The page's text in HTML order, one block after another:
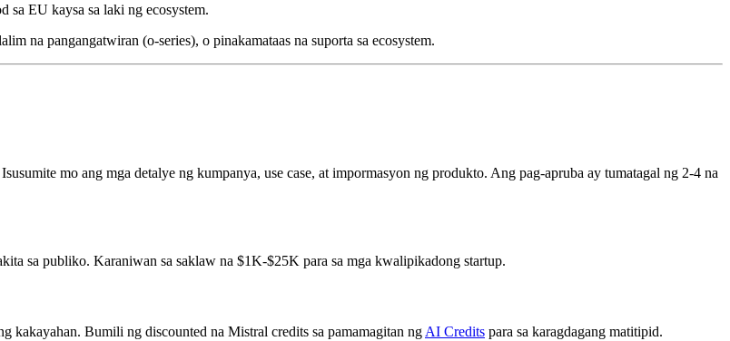
sa EU kaysa sa laki ng ecosystem.
na pangangatwiran (o-series), o pinakamataas na suporta sa ecosystem.
mo ang mga detalye ng kumpanya, use case, at impormasyon ng produkto. Ang pag-apruba ay tumatagal ng 2-4 na
sa publiko. Karaniwan sa saklaw na $1K-$25K para sa mga kwalipikadong startup.
kakayahan. Bumili ng discounted na Mistral credits sa pamamagitan ng AI Credits para sa karagdagang matitipid.